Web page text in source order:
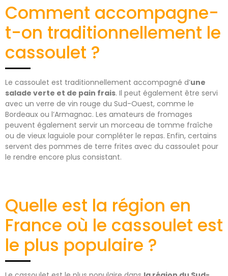
Comment accompagne-
t-on traditionnellement le
cassoulet ?
Le cassoulet est traditionnellement accompagné d’une
salade verte et de pain frais. Il peut également être servi
avec un verre de vin rouge du Sud-Ouest, comme le
Bordeaux ou l’Armagnac. Les amateurs de fromages
peuvent également servir un morceau de tomme fraîche
ou de vieux laguiole pour compléter le repas. Enfin, certains
servent des pommes de terre frites avec du cassoulet pour
le rendre encore plus consistant.
Quelle est la région en
France où le cassoulet est
le plus populaire ?